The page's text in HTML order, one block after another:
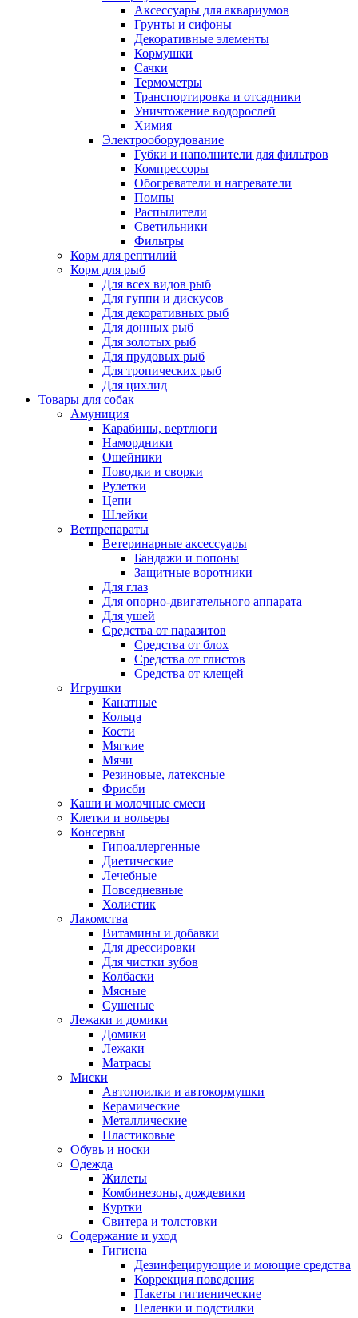
Аксессуары для аквариумов
Грунты и сифоны
Декоративные элементы
Кормушки
Сачки
Термометры
Транспортировка и отсадники
Уничтожение водорослей
Химия
Электрооборудование
Губки и наполнители для фильтров
Компрессоры
Обогреватели и нагреватели
Помпы
Распылители
Светильники
Фильтры
Корм для рептилий
Корм для рыб
Для всех видов рыб
Для гуппи и дискусов
Для декоративных рыб
Для донных рыб
Для золотых рыб
Для прудовых рыб
Для тропических рыб
Для цихлид
Товары для собак
Амуниция
Карабины, вертлюги
Намордники
Ошейники
Поводки и сворки
Рулетки
Цепи
Шлейки
Ветпрепараты
Ветеринарные аксессуары
Бандажи и попоны
Защитные воротники
Для глаз
Для опорно-двигательного аппарата
Для ушей
Средства от паразитов
Средства от блох
Средства от глистов
Средства от клещей
Игрушки
Канатные
Кольца
Кости
Мягкие
Мячи
Резиновые, латексные
Фрисби
Каши и молочные смеси
Клетки и вольеры
Консервы
Гипоаллергенные
Диетические
Лечебные
Повседневные
Холистик
Лакомства
Витамины и добавки
Для дрессировки
Для чистки зубов
Колбаски
Мясные
Сушеные
Лежаки и домики
Домики
Лежаки
Матрасы
Миски
Автопоилки и автокормушки
Керамические
Металлические
Пластиковые
Обувь и носки
Одежда
Жилеты
Комбинезоны, дождевики
Куртки
Свитера и толстовки
Содержание и уход
Гигиена
Дезинфецирующие и моющие средства
Коррекция поведения
Пакеты гигиенические
Пеленки и подстилки